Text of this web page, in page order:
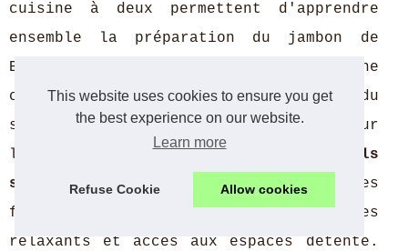
This website uses cookies to ensure you get
the best experience on our website.
Learn more
Refuse Cookie Allow cookies
cuisine à deux permettent d'apprendre
ensemble la préparation du jambon de
Bayonne ou des gâteaux basques. Une
croisière sur l'Adour au coucher du
soleil offre une perspective unique sur
la ville depuis les flots. Les
hôtels
spa Bayonneproposent souvent des
forfaits bien-être duo avec massages
relaxants et accès aux espaces détente.